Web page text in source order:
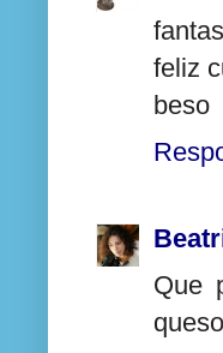
feliz
beso
Que